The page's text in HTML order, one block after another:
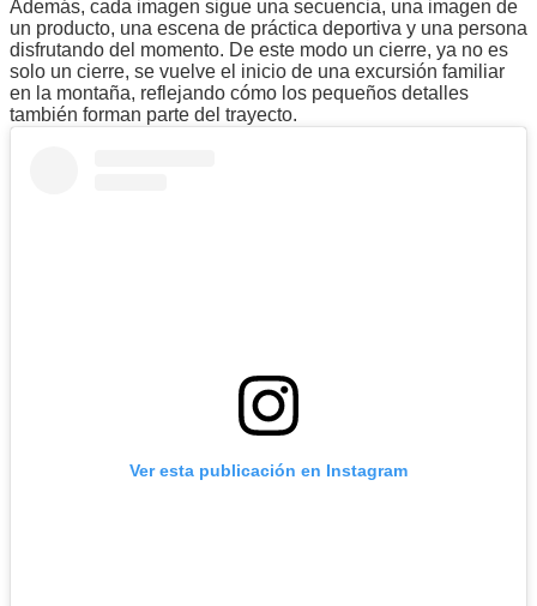
Además, cada imagen sigue una secuencia, una imagen de
un producto, una escena de práctica deportiva y una persona
disfrutando del momento. De este modo un cierre, ya no es
solo un cierre, se vuelve el inicio de una excursión familiar
en la montaña, reflejando cómo los pequeños detalles
también forman parte del trayecto.
Ver esta publicación en Instagram